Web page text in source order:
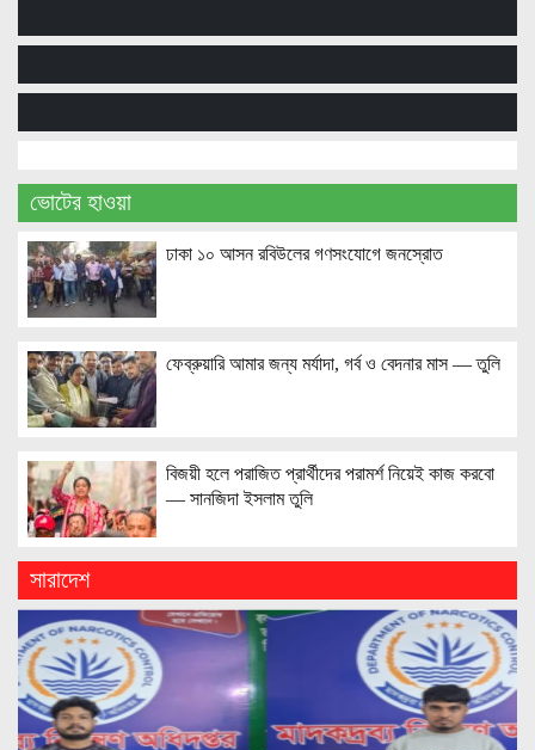
ভোটের হাওয়া
ঢাকা ১০ আসন রবিউলের গণসংযোগে জনস্রোত
ফেব্রুয়ারি আমার জন্য মর্যাদা, গর্ব ও বেদনার মাস — তুলি
বিজয়ী হলে পরাজিত প্রার্থীদের পরামর্শ নিয়েই কাজ করবো
— সানজিদা ইসলাম তুলি
সারাদেশ